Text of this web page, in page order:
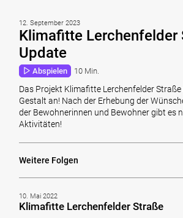
12. September 2023
Klimafitte Lerchenfelder
Update
Abspielen 10 Min.
Das Projekt Klimafitte Lerchenfelder
Gestalt an! Nach der Erhebung der
der Bewohnerinnen und Bewohner gibt es
Aktivitäten!
Weitere Folgen
10. Mai 2022
Klimafitte Lerchenfelder Straße